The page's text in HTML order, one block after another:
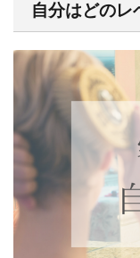
自分はどのレ